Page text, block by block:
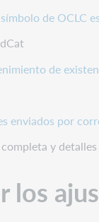
de OCLC
de
enviados por
y
los